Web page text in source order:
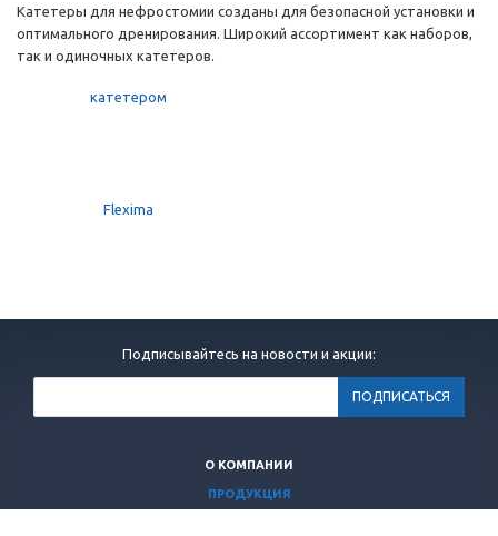
Катетеры для нефростомии созданы для безопасной установки и
оптимального дренирования. Широкий ассортимент как наборов,
так и одиночных катетеров.
Подписывайтесь на новости и акции:
О КОМПАНИИ
ПРОДУКЦИЯ